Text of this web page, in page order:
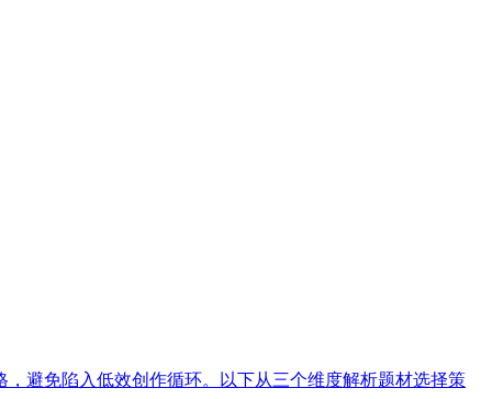
避免陷入低效创作循环。以下从三个维度解析题材选择策